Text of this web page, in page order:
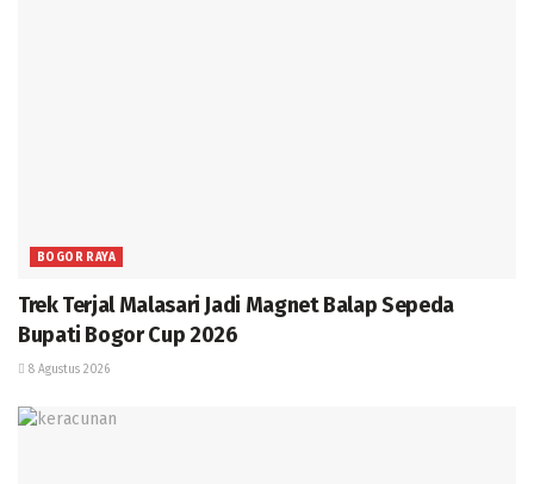
BOGOR RAYA
Trek Terjal Malasari Jadi Magnet Balap Sepeda
Bupati Bogor Cup 2026
8 Agustus 2026